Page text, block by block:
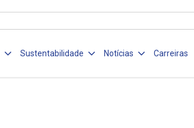
Sustentabilidade Notícias Carreiras